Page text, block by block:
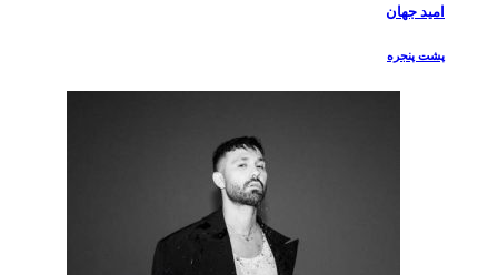
امید جهان
پشت پنجره